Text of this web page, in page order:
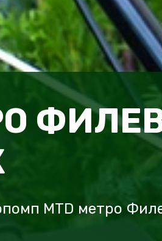
MTD метро